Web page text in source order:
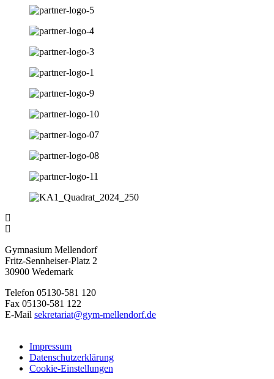
Gymnasium Mellendorf
Fritz-Sennheiser-Platz 2
30900 Wedemark
Telefon 05130-581 120
Fax 05130-581 122
E-Mail sekretariat@gym-mellendorf.de
Impressum
Datenschutzerklärung
Cookie-Einstellungen